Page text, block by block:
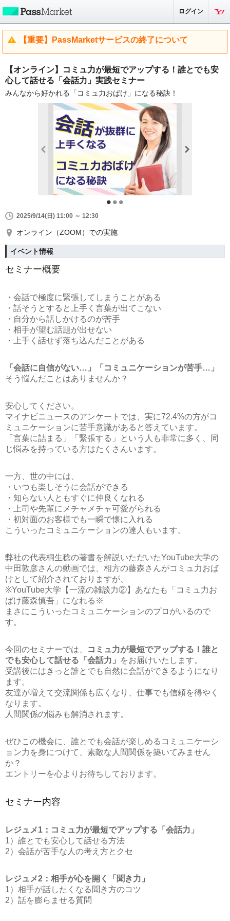
ログイン
【重要】PassMarketサービスの終了について
【オンライン】コミュ力が最短でアップする！誰とでも安
心して話せる「会話力」実践セミナー
みんなから好かれる「コミュ力おばけ」になる秘訣！
2025/9/14(日) 11:00 ～ 12:30
オンライン（ZOOM）での実施
イベント情報
セミナー概要
・会話で極度に緊張してしまうことがある
・話そうとすると上手く言葉が出てこない
・自分から話しかけるのが苦手
・相手が望む話題が出せない
・上手く話せず落ち込んだことがある
「会話に自信がない…」「コミュニケーションが苦手…」
そう悩んだことはありませんか？
安心してください。
マイナビニュースのアンケートでは、実に72.4%の方がコ
ミュニケーションに苦手意識があると答えています。
「言葉に詰まる」「緊張する」という人も非常に多く、同
じ悩みを持っている方はたくさんいます。
一方、世の中には、
・いつも楽しそうに会話ができる
・知らない人ともすぐに仲良くなれる
・上司や先輩にメチャメチャ可愛がられる
・初対面のお客様でも一瞬で懐に入れる
こういったコミュニケーションの達人もいます。
弊社の代表桐生稔の著書を解説いただいたYouTube大学の
中田敦彦さんの動画では、相方の藤森さんがコミュ力おば
けとして紹介されておりますが、
※YouTube大学【一流の雑談力②】あなたも「コミュ力お
ばけ藤森慎吾」になれる※
まさにこういったコミュニケーションのプロがいるので
す。
今回のセミナーでは、
コミュ力が最短でアップする！誰と
でも安心して話せる「会話力」
をお届けいたします。
受講後にはきっと誰とでも自然に会話ができるようになり
ます。
友達が増えて交流関係も広くなり、仕事でも信頼を得やく
なります。
人間関係の悩みも解消されます。
ぜひこの機会に、誰とでも会話が楽しめるコミュニケーシ
ョン力を身につけて、素敵な人間関係を築いてみません
か？
エントリーを心よりお待ちしております。
セミナー内容
レジュメ1：コミュ力が最短でアップする「会話力」
1）誰とでも安心して話せる方法
2）会話が苦手な人の考え方とクセ
レジュメ2：相手が心を開く「聞き力」
1）相手が話したくなる聞き方のコツ
2）話を膨らませる質問